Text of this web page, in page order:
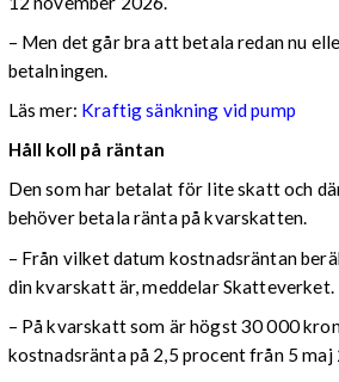
– Men det går bra att betala redan nu
betalningen.
Läs mer: Kraftig sänkning vid pump
Håll koll på räntan
Den som har betalat för lite skatt och
behöver betala ränta på kvarskatten.
– Från vilket datum kostnadsräntan
din kvarskatt är, meddelar Skatteverket.
– På kvarskatt som är högst 30 000
kostnadsränta på 2,5 procent från 5 maj